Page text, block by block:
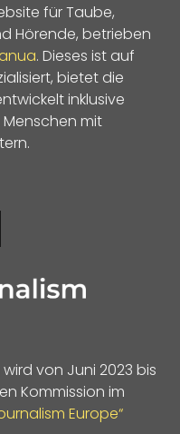
für Taube,
Hörende, betrieben
. Dieses ist auf
bietet die
inklusive
mit
von Juni 2023 bis
Kommission im
Europe“